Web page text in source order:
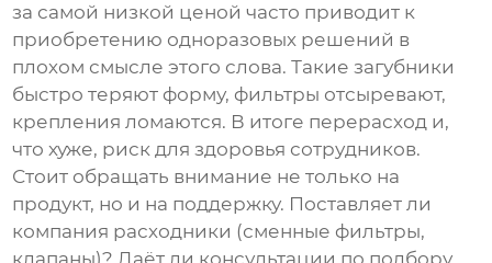
за самой низкой ценой часто приводит к
приобретению одноразовых решений в
плохом смысле этого слова. Такие загубники
быстро теряют форму, фильтры отсыревают,
крепления ломаются. В итоге перерасход и,
что хуже, риск для здоровья сотрудников.
Стоит обращать внимание не только на
продукт, но и на поддержку. Поставляет ли
компания расходники (сменные фильтры,